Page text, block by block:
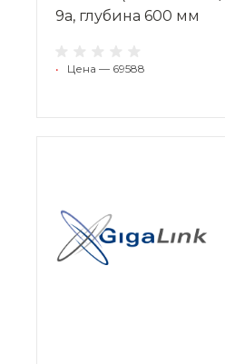
9a, глубина 600 мм
• Цена — 69588